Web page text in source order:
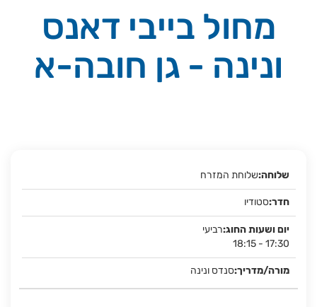
מחול בייבי דאנס
ונינה - גן חובה-א
שלוחת המזרח
סטודיו
רביעי
18:15 - 17:30
סנדס ונינה